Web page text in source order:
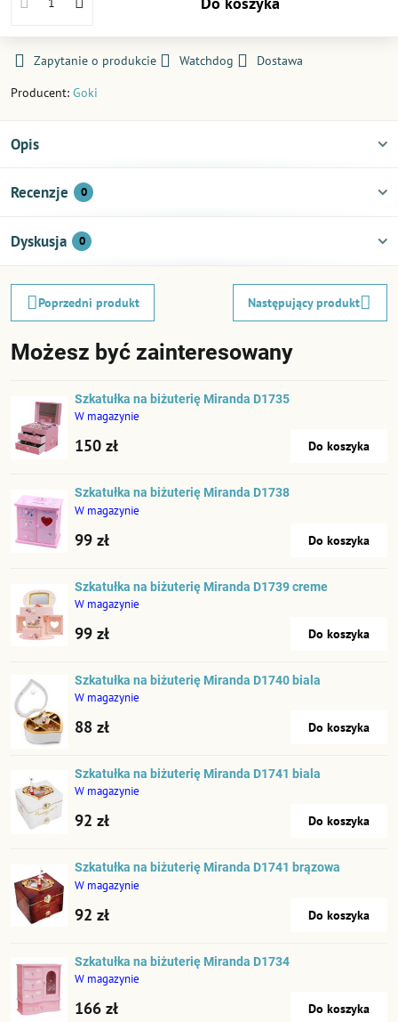
Zapytanie o produkcie Watchdog
Dostawa
Producent: Goki
Opis
Recenzje 0
Dyskusja 0
Poprzedni produkt Następujący produkt
Możesz być zainteresowany
Szkatułka na biżuterię Miranda D1735
W magazynie
150 zł Do koszyka
Szkatułka na biżuterię Miranda D1738
W magazynie
99 zł Do koszyka
Szkatułka na biżuterię Miranda D1739 creme
W magazynie
99 zł Do koszyka
Szkatułka na biżuterię Miranda D1740 biala
W magazynie
88 zł Do koszyka
Szkatułka na biżuterię Miranda D1741 biala
W magazynie
92 zł Do koszyka
Szkatułka na biżuterię Miranda D1741 brązowa
W magazynie
92 zł Do koszyka
Szkatułka na biżuterię Miranda D1734
W magazynie
166 zł Do koszyka